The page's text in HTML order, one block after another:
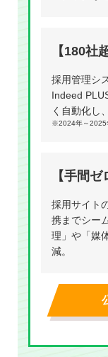
【180社
採用管理シ
Indeed
く自動化し
※2024年～2025
【手間
採用サイト
携までシー
理」や「媒
減。